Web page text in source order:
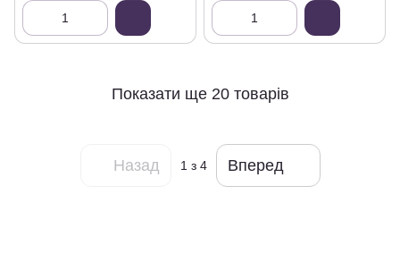
Показати ще 20 товарів
Назад 1 з 4 Вперед